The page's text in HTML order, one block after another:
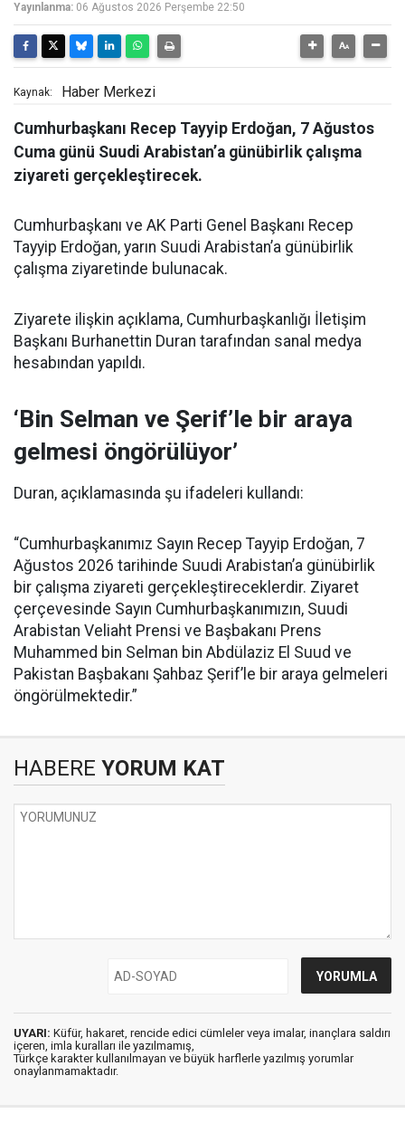
Yayınlanma: 06 Ağustos 2026 Perşembe 22:50
Kaynak: Haber Merkezi
Cumhurbaşkanı Recep Tayyip Erdoğan, 7 Ağustos
Cuma günü Suudi Arabistan’a günübirlik çalışma
ziyareti gerçekleştirecek.
Cumhurbaşkanı ve AK Parti Genel Başkanı Recep
Tayyip Erdoğan, yarın Suudi Arabistan’a günübirlik
çalışma ziyaretinde bulunacak.
Ziyarete ilişkin açıklama, Cumhurbaşkanlığı İletişim
Başkanı Burhanettin Duran tarafından sanal medya
hesabından yapıldı.
‘Bin Selman ve Şerif’le bir araya
gelmesi öngörülüyor’
Duran, açıklamasında şu ifadeleri kullandı:
“Cumhurbaşkanımız Sayın Recep Tayyip Erdoğan, 7
Ağustos 2026 tarihinde Suudi Arabistan’a günübirlik
bir çalışma ziyareti gerçekleştireceklerdir. Ziyaret
çerçevesinde Sayın Cumhurbaşkanımızın, Suudi
Arabistan Veliaht Prensi ve Başbakanı Prens
Muhammed bin Selman bin Abdülaziz El Suud ve
Pakistan Başbakanı Şahbaz Şerif’le bir araya gelmeleri
öngörülmektedir.”
HABERE YORUM KAT
UYARI: Küfür, hakaret, rencide edici cümleler veya imalar, inançlara saldırı
içeren, imla kuralları ile yazılmamış,
Türkçe karakter kullanılmayan ve büyük harflerle yazılmış yorumlar
onaylanmamaktadır.